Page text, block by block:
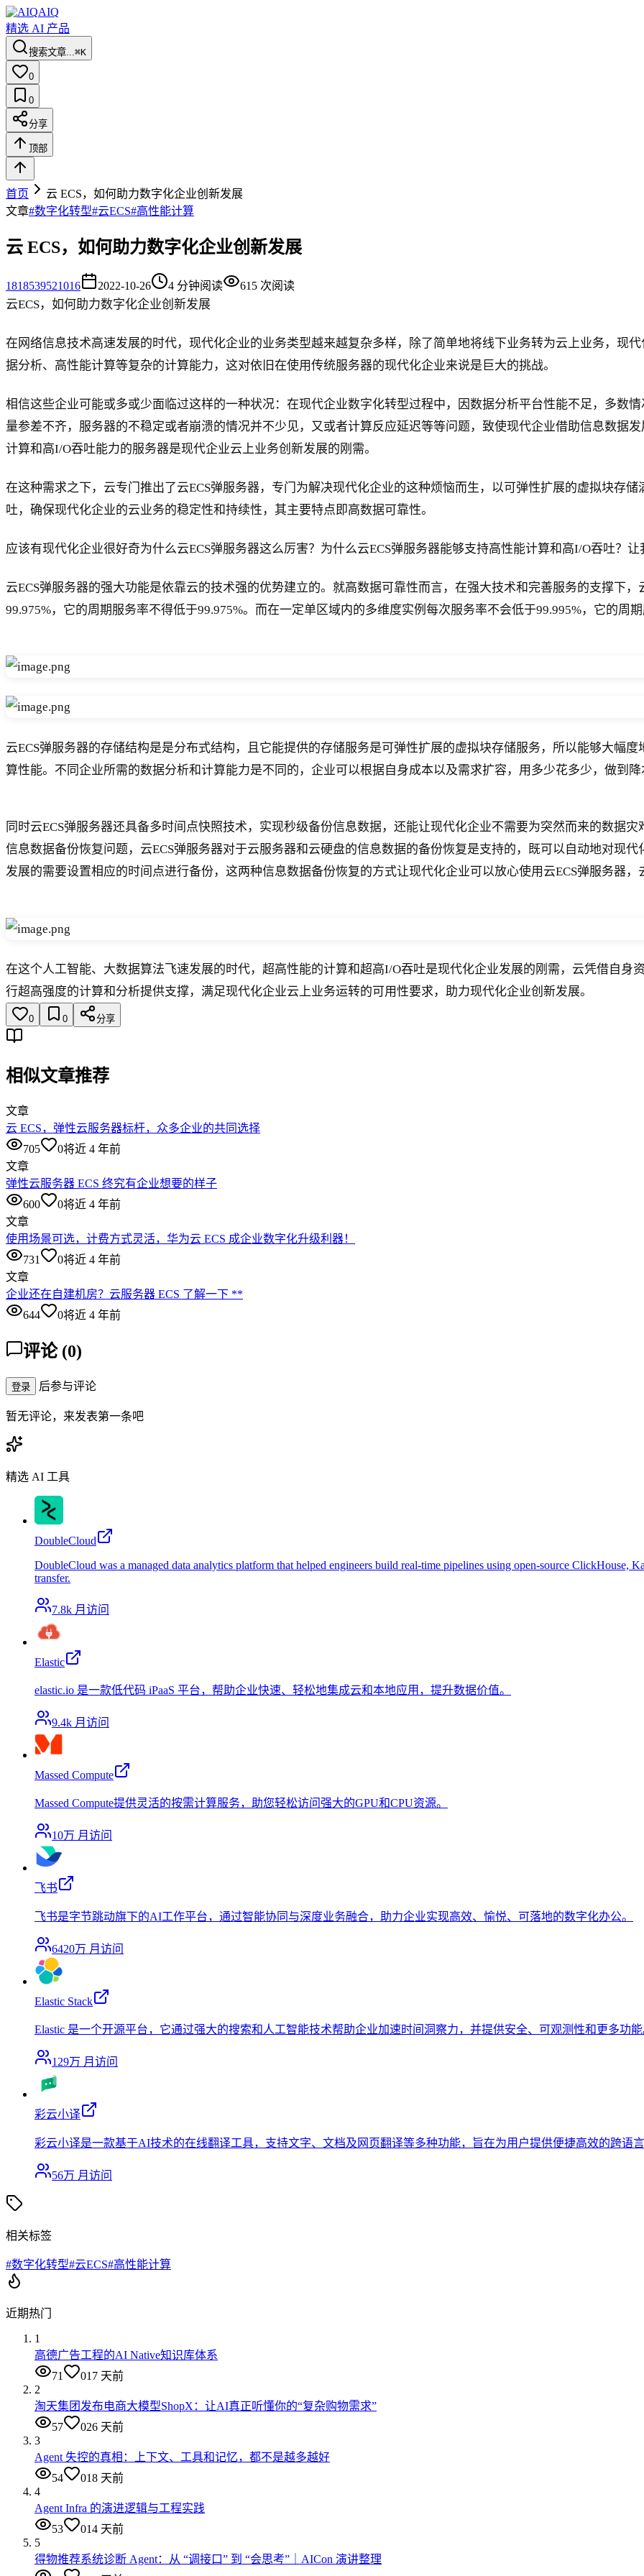
AIQ
精选 AI 产品
搜索文章...⌘K
0
0
分享
顶部
首页
云 ECS，如何助力数字化企业创新发展
文章#数字化转型#云ECS#高性能计算
云 ECS，如何助力数字化企业创新发展
1818539521016 2022-10-26 4 分钟阅读 615 次阅读
云ECS，如何助力数字化企业创新发展
在网络信息技术高速发展的时代，现代化企业的业务类型越来越复杂多样，除了简单地将线下业务转为云上业务，现
据分析、高性能计算等复杂的计算能力，这对依旧在使用传统服务器的现代化企业来说是巨大的挑战。
相信这些企业可能或多或少面临过这样的一种状况：在现代企业数字化转型过程中，因数据分析平台性能不足，多数
量参差不齐，服务器的不稳定或者崩溃的情况并不少见，又或者计算反应延迟等等问题，致使现代企业借助信息数据
计算和高I/O吞吐能力的服务器是现代企业云上业务创新发展的刚需。
在这种需求之下，云专门推出了云ECS弹服务器，专门为解决现代化企业的这种烦恼而生，以可弹性扩展的虚拟块存
吐，确保现代化企业的云业务的稳定性和持续性，其主要特点即高数据可靠性。
应该有现代化企业很好奇为什么云ECS弹服务器这么厉害？为什么云ECS弹服务器能够支持高性能计算和高I/O吞吐？让
云ECS弹服务器的强大功能是依靠云的技术强的优势建立的。就高数据可靠性而言，在强大技术和完善服务的支撑下
99.975%，它的周期服务率不得低于99.975%。而在一定单区域内的多维度实例每次服务率不会低于99.995%，它的周期
云ECS弹服务器的存储结构是是分布式结构，且它能提供的存储服务是可弹性扩展的虚拟块存储服务，所以能够大幅
算性能。不同企业所需的数据分析和计算能力是不同的，企业可以根据自身成本以及需求扩容，用多少花多少，做到降
同时云ECS弹服务器还具备多时间点快照技术，实现秒级备份信息数据，还能让现代化企业不需要为突然而来的数据
信息数据备份恢复问题，云ECS弹服务器对于云服务器和云硬盘的信息数据的备份恢复是支持的，既可以自动地对现
发展的需要设置相应的时间点进行备份，这两种信息数据备份恢复的方式让现代化企业可以放心使用云ECS弹服务器，
在这个人工智能、大数据算法飞速发展的时代，超高性能的计算和超高I/O吞吐是现代化企业发展的刚需，云凭借自身
行超高强度的计算和分析提供支撑，满足现代化企业云上业务运转的可用性要求，助力现代化企业创新发展。
0 0 分享
相似文章推荐
文章
云 ECS，弹性云服务器标杆，众多企业的共同选择
705
0将近 4 年前
文章
弹性云服务器 ECS 终究有企业想要的样子
600
0将近 4 年前
文章
使用场景可选，计费方式灵活，华为云 ECS 成企业数字化升级利器！
731
0将近 4 年前
文章
企业还在自建机房？云服务器 ECS 了解一下 **
644
0将近 4 年前
评论 (0)
登录 后参与评论
暂无评论，来发表第一条吧
精选 AI 工具
DoubleCloud
DoubleCloud was a managed data analytics platform that helped engineers build real-time pipelines using open-source ClickHouse,
transfer.
7.8k 月访问
Elastic
elastic.io 是一款低代码 iPaaS 平台，帮助企业快速、轻松地集成云和本地应用，提升数据价值。
9.4k 月访问
Massed Compute
Massed Compute提供灵活的按需计算服务，助您轻松访问强大的GPU和CPU资源。
10万 月访问
飞书
飞书是字节跳动旗下的AI工作平台，通过智能协同与深度业务融合，助力企业实现高效、愉悦、可落地的数字化办公。
6420万 月访问
Elastic Stack
Elastic 是一个开源平台，它通过强大的搜索和人工智能技术帮助企业加速时间洞察力，并提供安全、可观测性和更多功能
129万 月访问
彩云小译
彩云小译是一款基于AI技术的在线翻译工具，支持文字、文档及网页翻译等多种功能，旨在为用户提供便捷高效的跨语言
56万 月访问
相关标签
#数字化转型#云ECS#高性能计算
近期热门
1
高德广告工程的AI Native知识库体系
71
017 天前
2
淘天集团发布电商大模型ShopX：让AI真正听懂你的“复杂购物需求”
57
026 天前
3
Agent 失控的真相：上下文、工具和记忆，都不是越多越好
54
018 天前
4
Agent Infra 的演进逻辑与工程实践
53
014 天前
5
得物推荐系统诊断 Agent：从 “调接口” 到 “会思考”｜AICon 演讲整理